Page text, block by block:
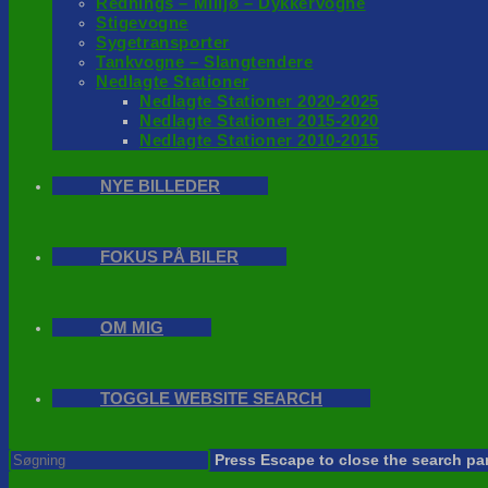
Stigevogne
Sygetransporter
Tankvogne – Slangtendere
Nedlagte Stationer
Nedlagte Stationer 2020-2025
Nedlagte Stationer 2015-2020
Nedlagte Stationer 2010-2015
NYE BILLEDER
FOKUS PÅ BILER
OM MIG
TOGGLE WEBSITE SEARCH
Press Escape to close the search